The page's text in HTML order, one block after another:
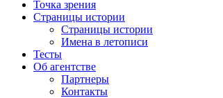
Точка зрения
Страницы истории
Страницы истории
Имена в летописи
Тесты
Об агентстве
Партнеры
Контакты